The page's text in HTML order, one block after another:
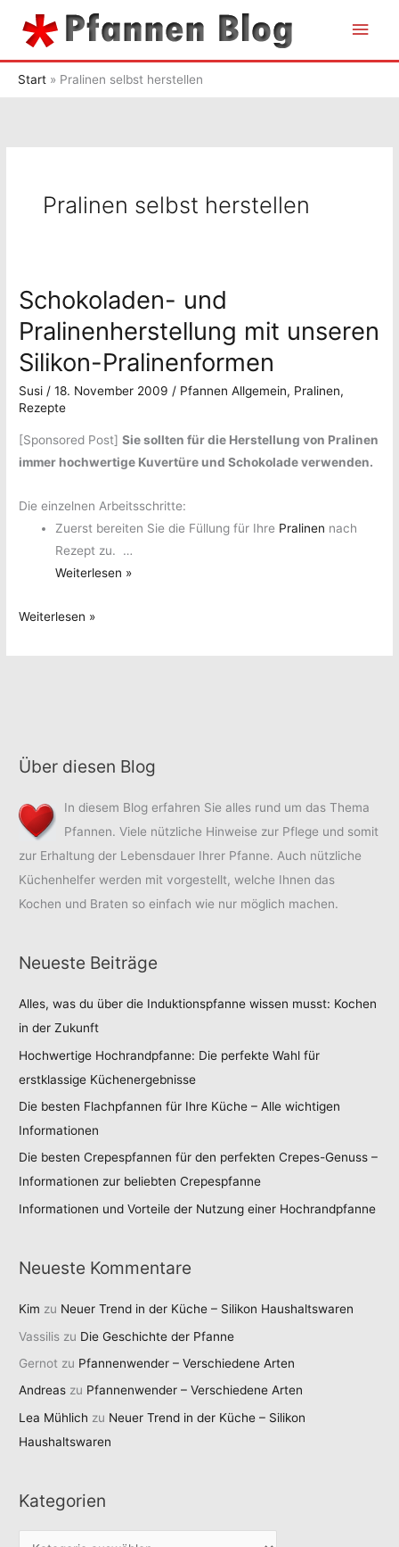
Inhalt
Start Pralinen selbst herstellen
Pralinen selbst herstellen
Schokoladen- und
Pralinenherstellung mit unseren
Silikon-Pralinenformen
Susi /18. November 2009 / Pfannen Allgemein, Pralinen,
Rezepte
[Sponsored Post]Sie sollten für die Herstellung von Pralinen
immer hochwertige Kuvertüre und Schokolade verwenden.
Die einzelnen Arbeitsschritte:
Zuerst bereiten Sie die Füllung für Ihre Pralinen nach
Rezept zu. …
Schokoladen-
Pralinenherstellung
Weiterlesen »
Schokoladen-
Weiterlesen »
Über diesen Blog
In diesem Blog erfahren Sie alles rund um das Thema
Pfannen. Viele nützliche Hinweise zur Pflege und somit
zur Erhaltung der Lebensdauer Ihrer Pfanne. Auch nützliche
Küchenhelfer werden mit vorgestellt, welche Ihnen das
Kochen und Braten so einfach wie nur möglich machen.
Neueste Beiträge
Alles, was du über die Induktionspfanne wissen musst: Kochen
in der Zukunft
Hochwertige Hochrandpfanne: Die perfekte Wahl für
erstklassige Küchenergebnisse
Die besten Flachpfannen für Ihre Küche – Alle wichtigen
Informationen
Die besten Crepespfannen für den perfekten Crepes-Genuss –
Informationen zur beliebten Crepespfanne
Informationen und Vorteile der Nutzung einer Hochrandpfanne
Neueste Kommentare
Kim zu Neuer Trend in der Küche – Silikon Haushaltswaren
Vassilis zu Die Geschichte der Pfanne
Gernot zu Pfannenwender – Verschiedene Arten
Andreas zu Pfannenwender – Verschiedene Arten
Lea Mühlich zu Neuer Trend in der Küche – Silikon
Haushaltswaren
Kategorien